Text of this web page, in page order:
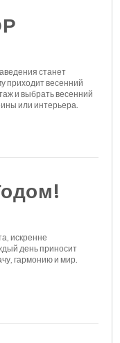
станет
приходит весенний
и выбрать весенний
или интерьера.
искренне
день приносит
гармонию и мир.